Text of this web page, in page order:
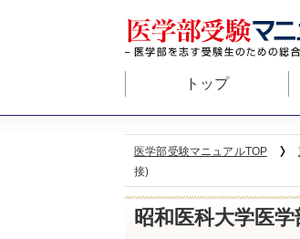
トップ
医学部受験マニュアルTOP
接)
昭和医科大学医学